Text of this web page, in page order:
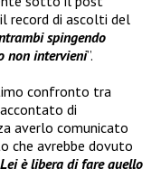
record di ascolti del
spingendo
non intervieni”.
confronto tra
di
averlo comunicato
che avrebbe dovuto
Lei è libera di fare quello